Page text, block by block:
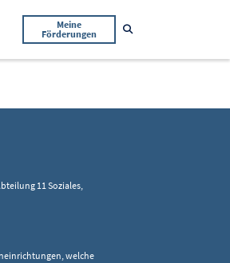
Meine
Förderungen
11 Soziales,
welche